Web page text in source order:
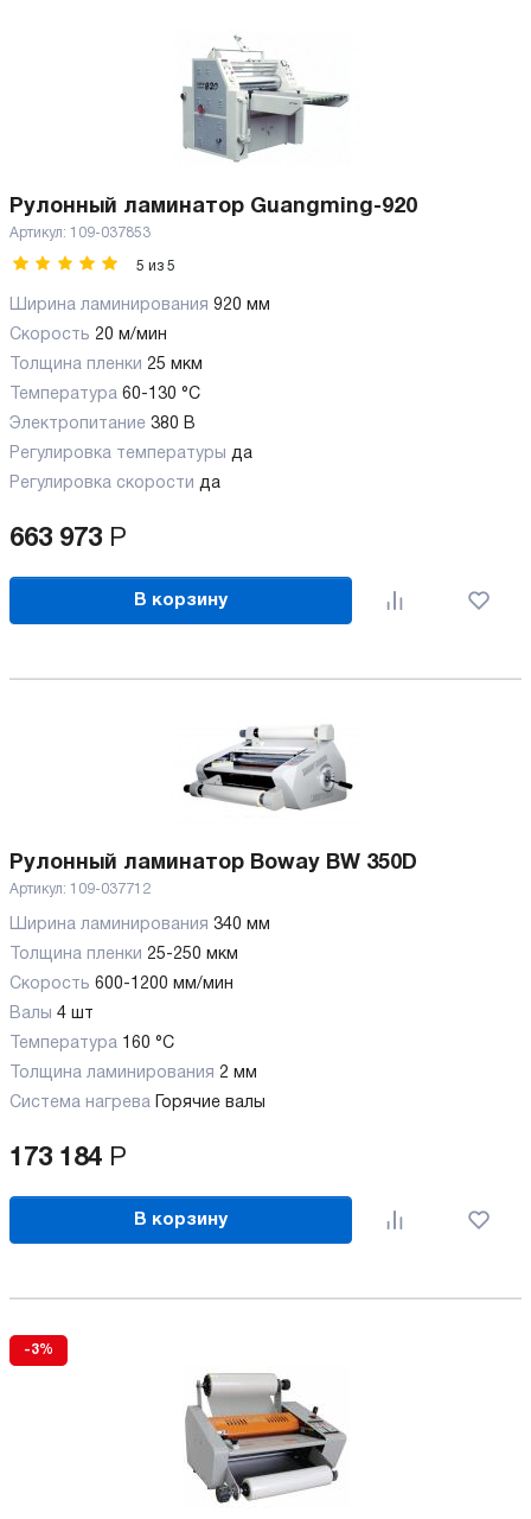
Рулонный ламинатор Guangming-920
Артикул: 109-037853
5 из 5
Ширина ламинирования 920 мм
Скорость 20 м/мин
Толщина пленки 25 мкм
Температура 60-130 °C
Электропитание 380 В
Регулировка температуры да
Регулировка скорости да
663 973 Р
В корзину
Рулонный ламинатор Boway BW 350D
Артикул: 109-037712
Ширина ламинирования 340 мм
Толщина пленки 25-250 мкм
Скорость 600-1200 мм/мин
Валы 4 шт
Температура 160 °C
Толщина ламинирования 2 мм
Система нагрева
Горячие валы
173 184 Р
В корзину
-3%